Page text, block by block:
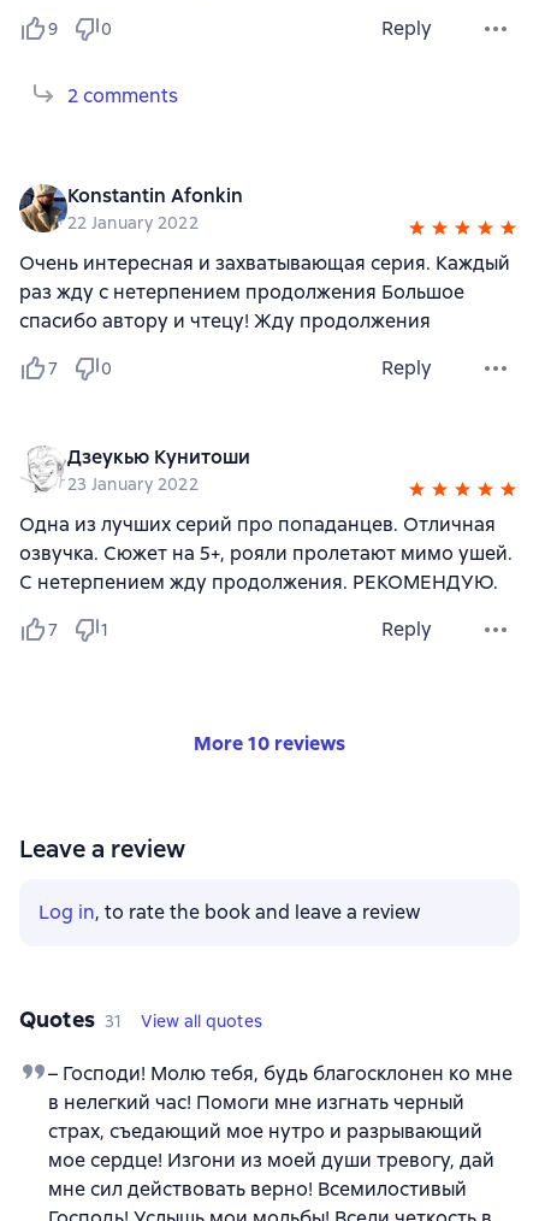
9 0 Reply
2 comments
Konstantin Afonkin
22 January 2022
Очень интересная и захватывающая серия. Каждый
раз жду с нетерпением продолжения Большое
спасибо автору и чтецу! Жду продолжения
7 0 Reply
Дзеукью Кунитоши
23 January 2022
Одна из лучших серий про попаданцев. Отличная
озвучка. Сюжет на 5+, рояли пролетают мимо ушей.
С нетерпением жду продолжения. РЕКОМЕНДУЮ.
7 1 Reply
More 10 reviews
Leave a review
Log in, to rate the book and leave a review
Quotes 31 View all quotes
– Господи! Молю тебя, будь благосклонен ко мне
в нелегкий час! Помоги мне изгнать черный
страх, съедающий мое нутро и разрывающий
мое сердце! Изгони из моей души тревогу, дай
мне сил действовать верно! Всемилостивый